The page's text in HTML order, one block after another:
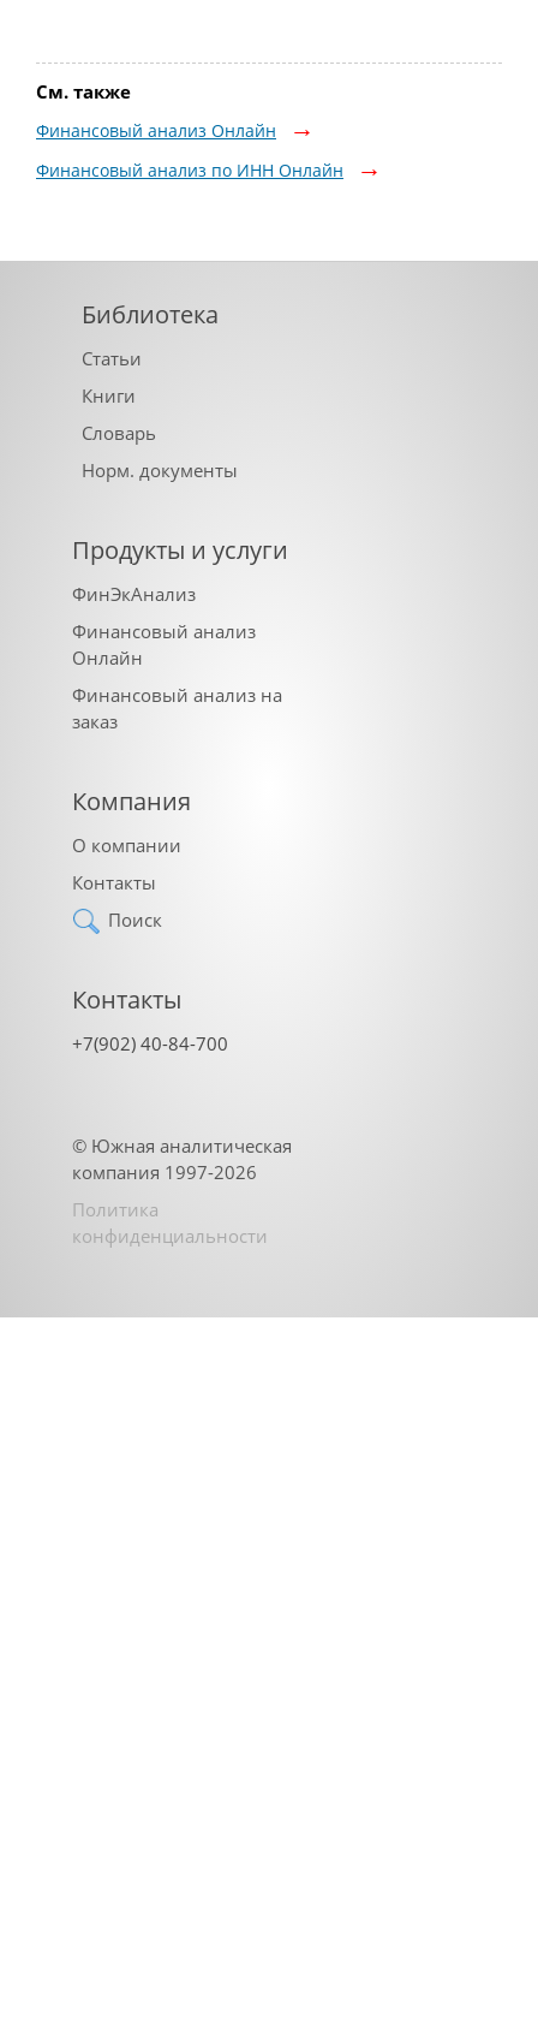
См. также
Финансовый анализ Онлайн
Финансовый анализ по ИНН Онлайн
Библиотека
Статьи
Книги
Словарь
Норм. документы
Продукты и услуги
ФинЭкАнализ
Финансовый анализ
Онлайн
Финансовый анализ на
заказ
Компания
О компании
Контакты
Поиск
Контакты
+7(902) 40-84-700
© Южная аналитическая
компания 1997-2026
Политика
конфиденциальности